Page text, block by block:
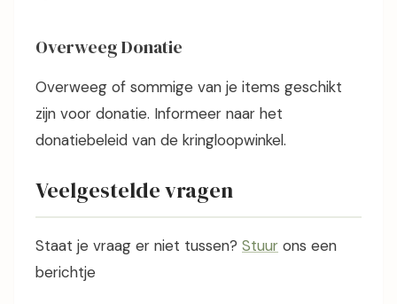
Overweeg Donatie
Overweeg of sommige van je items geschikt
zijn voor donatie. Informeer naar het
donatiebeleid van de kringloopwinkel.
Veelgestelde vragen
Staat je vraag er niet tussen? Stuur ons een
berichtje